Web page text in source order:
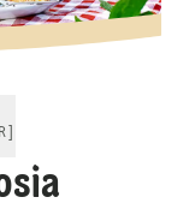
5.0. Click to rate.